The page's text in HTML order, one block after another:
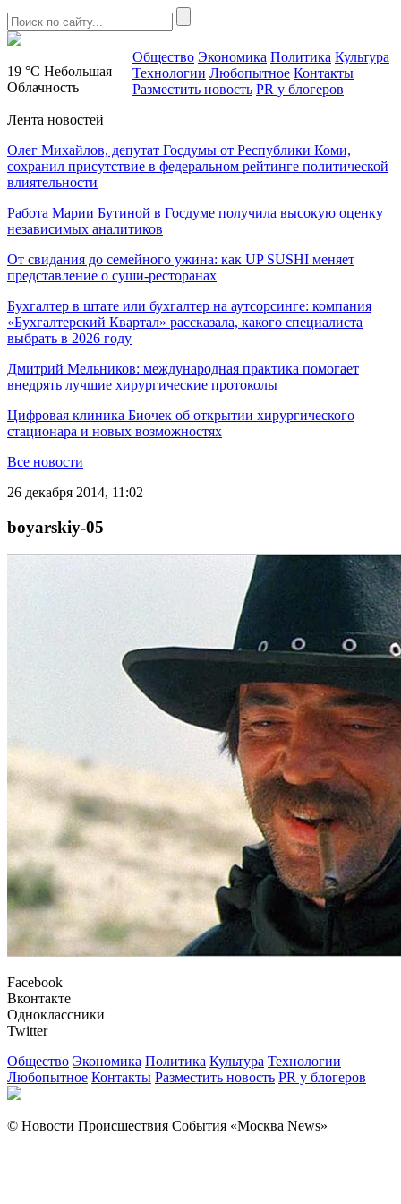
19 °C Небольшая
Облачность
Общество Экономика Политика Культура
Технологии Любопытное Контакты
Разместить новость PR у блогеров
Лента новостей
Олег Михайлов, депутат Госдумы от Республики Коми,
сохранил присутствие в федеральном рейтинге политической
влиятельности
Работа Марии Бутиной в Госдуме получила высокую оценку
независимых аналитиков
От свидания до семейного ужина: как UP SUSHI меняет
представление о суши-ресторанах
Бухгалтер в штате или бухгалтер на аутсорсинге: компания
«Бухгалтерский Квартал» рассказала, какого специалиста
выбрать в 2026 году
Дмитрий Мельников: международная практика помогает
внедрять лучшие хирургические протоколы
Цифровая клиника Биочек об открытии хирургического
стационара и новых возможностях
Все новости
26 декабря 2014, 11:02
boyarskiy-05
Facebook
Вконтакте
Одноклассники
Twitter
Общество Экономика Политика Культура Технологии
Любопытное Контакты Разместить новость PR у блогеров
© Новости Происшествия События «Москва News»